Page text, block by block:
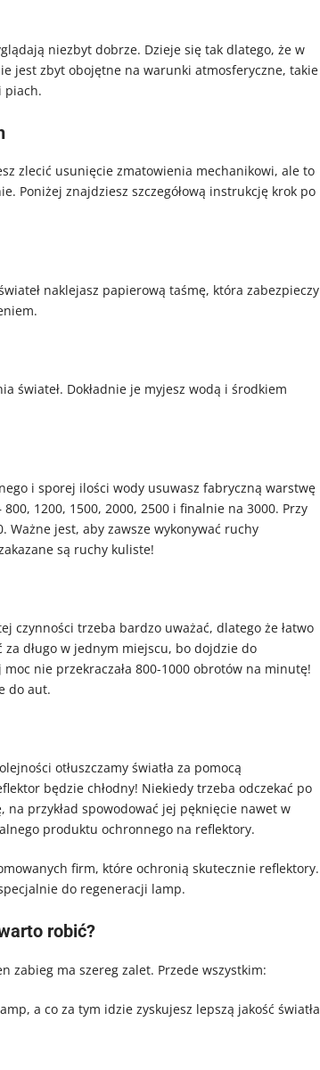
niezbyt dobrze. Dzieje się tak dlatego, że w
jest zbyt obojętne na warunki atmosferyczne, takie
piach.
zlecić usunięcie zmatowienia mechanikowi, ale to
Poniżej znajdziesz szczegółową instrukcję krok po
naklejasz papierową taśmę, która zabezpieczy
świateł. Dokładnie je myjesz wodą i środkiem
i sporej ilości wody usuwasz fabryczną warstwę
1200, 1500, 2000, 2500 i finalnie na 3000. Przy
jest, aby zawsze wykonywać ruchy
są ruchy kuliste!
czynności trzeba bardzo uważać, dlatego że łatwo
długo w jednym miejscu, bo dojdzie do
nie przekraczała 800-1000 obrotów na minutę!
do aut.
otłuszczamy światła za pomocą
będzie chłodny! Niekiedy trzeba odczekać po
przykład spowodować jej pęknięcie nawet w
produktu ochronnego na reflektory.
firm, które ochronią skutecznie reflektory.
do regeneracji lamp.
robić?
zabieg ma szereg zalet. Przede wszystkim:
a co za tym idzie zyskujesz lepszą jakość światła